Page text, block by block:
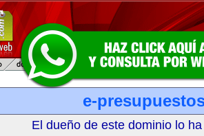
e-
El dueño de este dominio lo